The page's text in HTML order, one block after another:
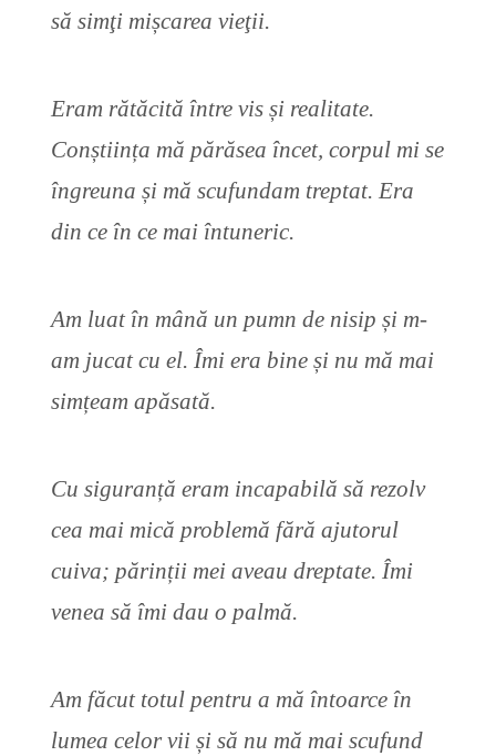
să simţi mișcarea vieţii.
Eram rătăcită între vis și realitate.
Conștiința mă părăsea încet, corpul mi se
îngreuna și mă scufundam treptat. Era
din ce în ce mai întuneric.
Am luat în mână un pumn de nisip și m-
am jucat cu el. Îmi era bine și nu mă mai
simțeam apăsată.
Cu siguranță eram incapabilă să rezolv
cea mai mică problemă fără ajutorul
cuiva; părinții mei aveau dreptate. Îmi
venea să îmi dau o palmă.
Am făcut totul pentru a mă întoarce în
lumea celor vii și să nu mă mai scufund